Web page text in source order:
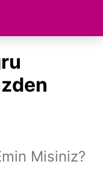
Misiniz?